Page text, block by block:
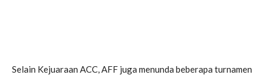
Selain Kejuaraan ACC, AFF juga menunda beberapa turnamen